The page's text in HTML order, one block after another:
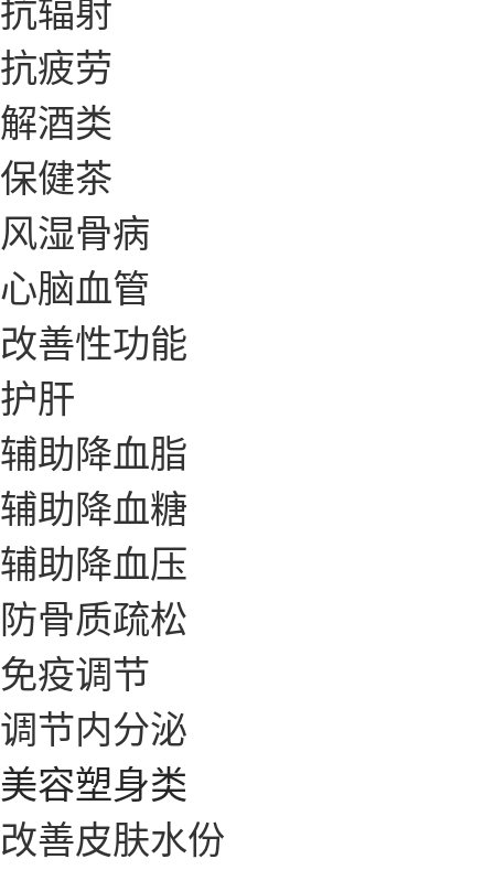
抗辐射
抗疲劳
解酒类
保健茶
风湿骨病
心脑血管
改善性功能
护肝
辅助降血脂
辅助降血糖
辅助降血压
防骨质疏松
免疫调节
调节内分泌
美容塑身类
改善皮肤水份